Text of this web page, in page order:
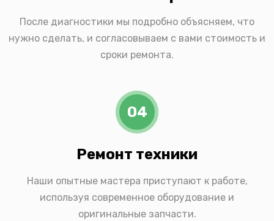
После диагностики мы подробно объясняем, что
нужно сделать, и согласовываем с вами стоимость и
сроки ремонта.
04
Ремонт техники
Наши опытные мастера приступают к работе,
используя современное оборудование и
оригинальные запчасти.